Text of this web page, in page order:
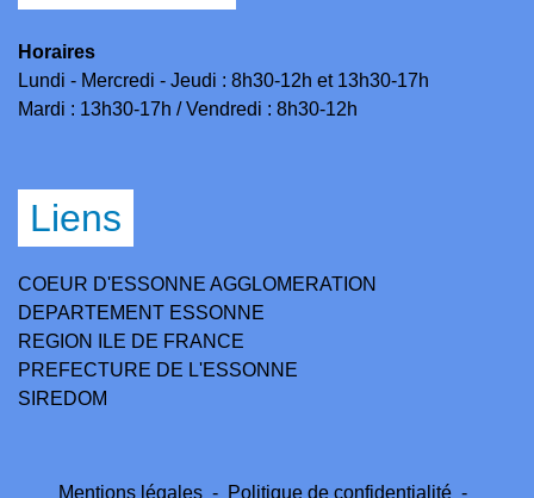
Horaires
Lundi - Mercredi - Jeudi : 8h30-12h et 13h30-17h
Mardi : 13h30-17h / Vendredi : 8h30-12h
Liens
COEUR D'ESSONNE AGGLOMERATION
DEPARTEMENT ESSONNE
REGION ILE DE FRANCE
PREFECTURE DE L'ESSONNE
SIREDOM
Mentions légales - Politique de confidentialité -